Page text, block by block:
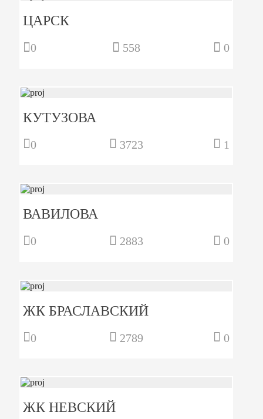
ЦАРСК
0 558 0
КУТУЗОВА
0 3723 1
ВАВИЛОВА
0 2883 0
ЖК БРАСЛАВСКИЙ
0 2789 0
ЖК НЕВСКИЙ